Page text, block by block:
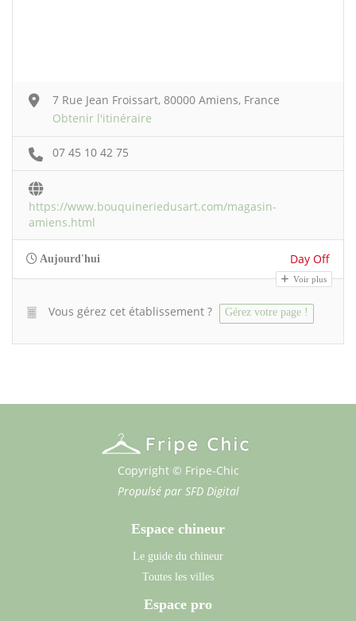
7 Rue Jean Froissart, 80000 Amiens, France
Obtenir l'itinéraire
07 45 10 42 75
https://www.bouquineriedusart.com/magasin-
amiens.html
Aujourd'hui Day Off
Voir plus
Vous gérez cet établissement ? Gérez votre page !
Copyright © Fripe-Chic
Propulsé par SFD Digital
Espace chineur
Le guide du chineur
Toutes les villes
Espace pro